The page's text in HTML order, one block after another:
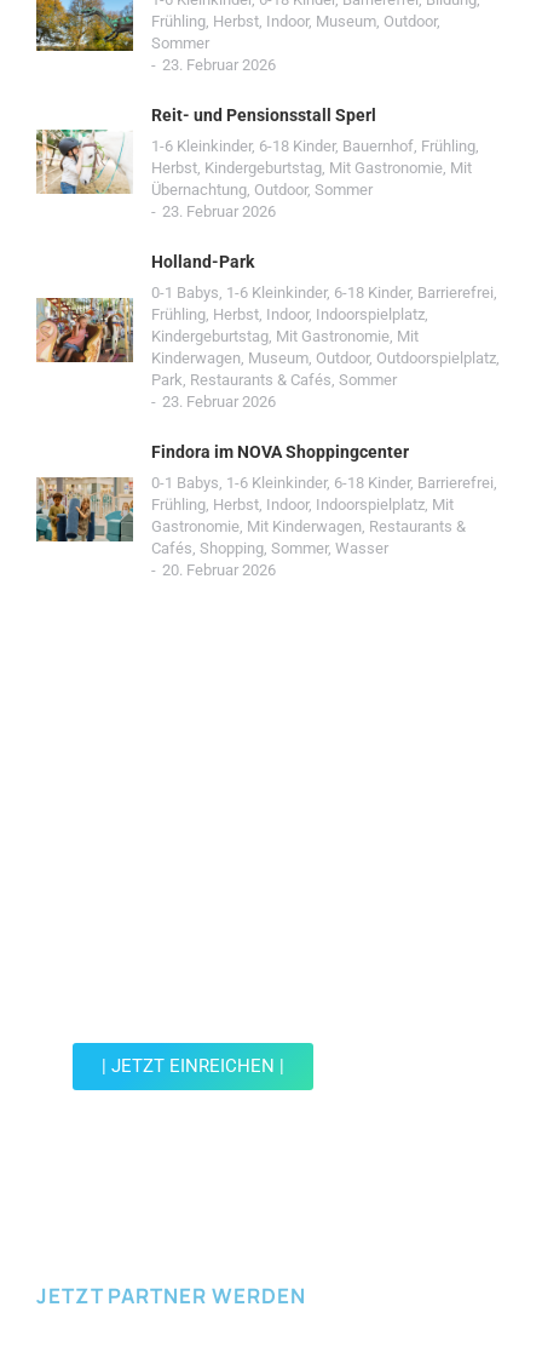
Frühling, Herbst, Indoor, Museum, Outdoor,
Sommer
23. Februar 2026
Reit- und Pensionsstall Sperl
1-6 Kleinkinder, 6-18 Kinder, Bauernhof, Frühling,
Herbst, Kindergeburtstag, Mit Gastronomie, Mit
Übernachtung, Outdoor, Sommer
23. Februar 2026
Holland-Park
0-1 Babys, 1-6 Kleinkinder, 6-18 Kinder, Barrierefrei,
Frühling, Herbst, Indoor, Indoorspielplatz,
Kindergeburtstag, Mit Gastronomie, Mit
Kinderwagen, Museum, Outdoor, Outdoorspielplatz,
Park, Restaurants & Cafés, Sommer
23. Februar 2026
Findora im NOVA Shoppingcenter
0-1 Babys, 1-6 Kleinkinder, 6-18 Kinder, Barrierefrei,
Frühling, Herbst, Indoor, Indoorspielplatz, Mit
Gastronomie, Mit Kinderwagen, Restaurants &
Cafés, Shopping, Sommer, Wasser
20. Februar 2026
| JETZT EINREICHEN |
JETZT PARTNER WERDEN